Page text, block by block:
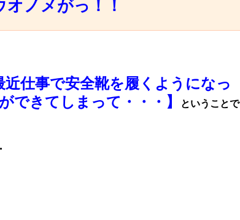
ノメがっ！！
近仕事で安全靴を履くようになっ
できてしまって・・・】
ということで